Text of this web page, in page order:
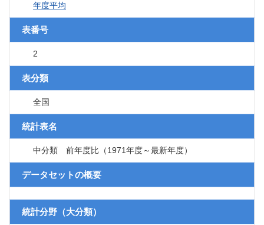
年度平均
表番号
2
表分類
全国
統計表名
中分類 前年度比（1971年度～最新年度）
データセットの概要
統計分野（大分類）